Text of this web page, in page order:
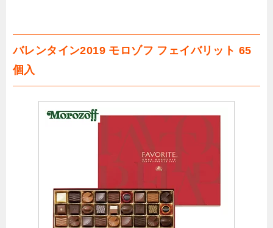
バレンタイン2019 モロゾフ フェイバリット 65
個入